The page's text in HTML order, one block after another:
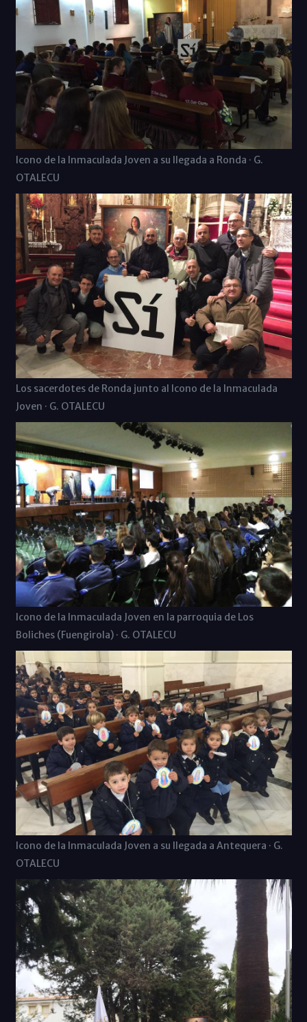
Icono de la Inmaculada Joven a su llegada a Ronda · G.
OTALECU
Los sacerdotes de Ronda junto al Icono de la Inmaculada
Joven · G. OTALECU
Icono de la Inmaculada Joven en la parroquia de Los
Boliches (Fuengirola) · G. OTALECU
Icono de la Inmaculada Joven a su llegada a Antequera · G.
OTALECU